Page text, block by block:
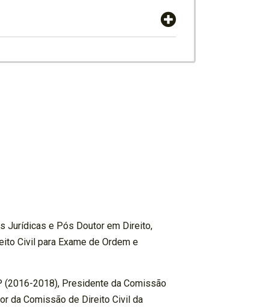
Jurídicas e Pós Doutor em Direito,
Civil para Exame de Ordem e
(2016-2018), Presidente da Comissão
da Comissão de Direito Civil da